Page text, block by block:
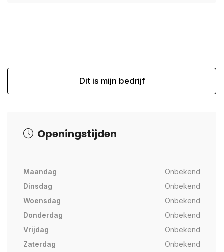
Dit is mijn bedrijf
Openingstijden
Maandag
Onbekend
Dinsdag
Onbekend
Woensdag
Onbekend
Donderdag
Onbekend
Vrijdag
Onbekend
Zaterdag
Onbekend